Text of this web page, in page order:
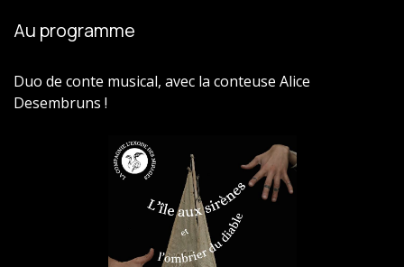
Au programme
Duo de conte musical, avec la conteuse Alice
Desembruns !